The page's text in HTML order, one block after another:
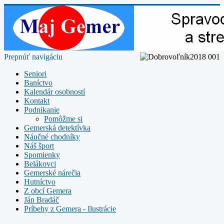
Prepnúť navigáciu
Seniori
Baníctvo
Kalendár osobností
Kontakt
Podnikanie
Pomôžme si
Gemerská detektívka
Náučné chodníky
Náš šport
Spomienky
Belákovci
Gemerské nárečia
Hutníctvo
Z obcí Gemera
Ján Bradáč
Príbehy z Gemera - Ilustrácie